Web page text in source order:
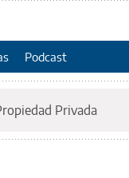
Podcast
Privada